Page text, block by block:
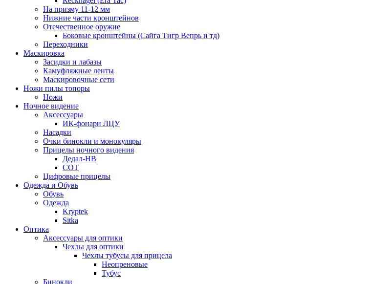
На призму 11-12 мм
Нижние части кронштейнов
Отечественное оружие
Боковые кронштейны (Сайга Тигр Вепрь и тд)
Переходники
Маскировка
Засидки и лабазы
Камуфляжные ленты
Маскировочные сети
Ножи пилы топоры
Ножи
Ночное видение
Аксессуары
ИК-фонари ЛЦУ
Насадки
Очки бинокли и монокуляры
Прицелы ночного видения
Дедал-НВ
СОТ
Цифровые прицелы
Одежда и Обувь
Обувь
Одежда
Kryptek
Sitka
Оптика
Аксессуары для оптики
Чехлы для оптики
Чехлы тубусы для прицела
Неопреновые
Тубус
Бинокли